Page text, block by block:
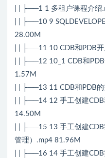
| | ├──1 1 多租户课程介绍
| | ├──10 9
28.00M
| | ├──11 10 CDB和PDB开
| | ├──12 10_1 CDB和
1.57M
| | ├──13 11 CDB和PDB
| | ├──14 12 手工创建
14.50M
| | ├──15 13 手工创建
管理）.mp4 81.96M
| | ├──16 14 手工创建